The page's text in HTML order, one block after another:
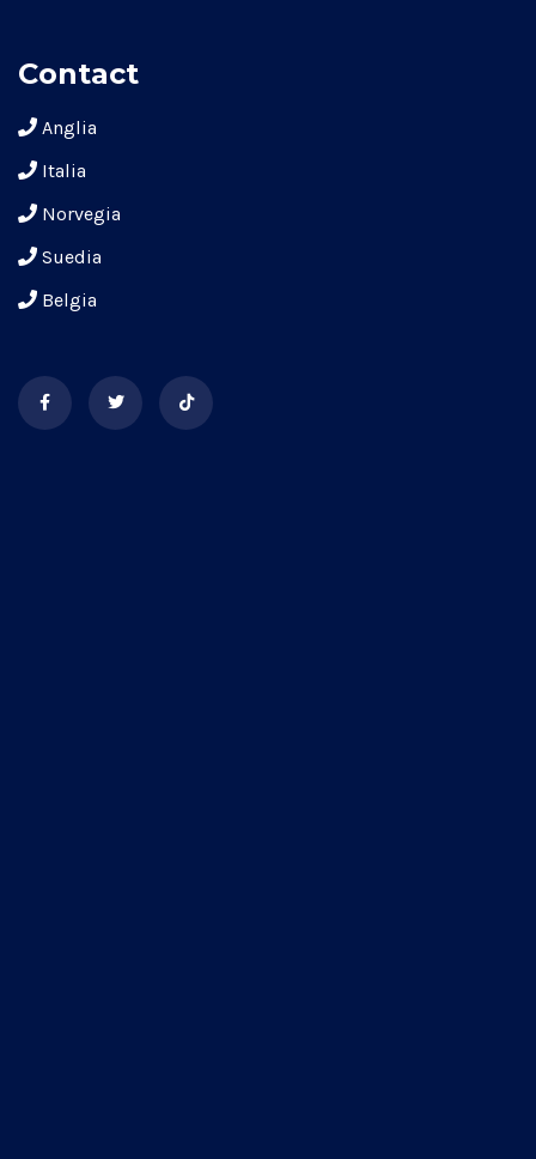
Contact
Anglia
Italia
Norvegia
Suedia
Belgia